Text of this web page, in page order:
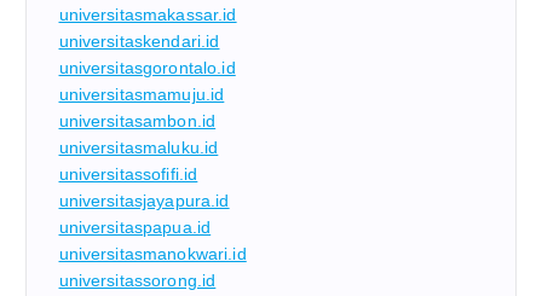
universitasmakassar.id
universitaskendari.id
universitasgorontalo.id
universitasmamuju.id
universitasambon.id
universitasmaluku.id
universitassofifi.id
universitasjayapura.id
universitaspapua.id
universitasmanokwari.id
universitassorong.id